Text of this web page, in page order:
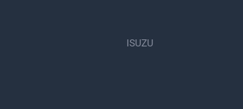
ISUZU